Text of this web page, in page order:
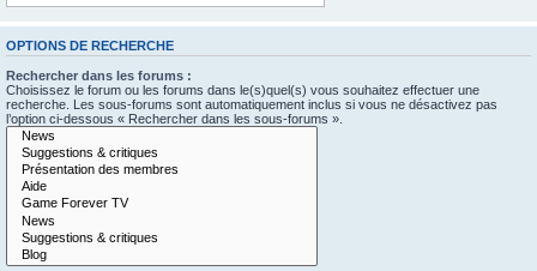
OPTIONS DE RECHERCHE
Rechercher dans les forums :
Choisissez le forum ou les forums dans le(s)quel(s) vous souhaitez effectuer une
recherche. Les sous-forums sont automatiquement inclus si vous ne désactivez pas
l’option ci-dessous « Rechercher dans les sous-forums ».